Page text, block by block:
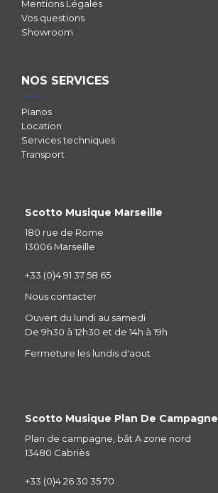
Mentions Légales
Vos questions
Showroom
NOS SERVICES
Pianos
Location
Services techniques
Transport
Scotto Musique Marseille
180 rue de Rome
13006 Marseille
+33 (0)4 91 37 58 65
Nous contacter
Ouvert du lundi au samedi
De 9h30 à 12h30 et de 14h à 19h
Fermeture les lundis d'aout
Scotto Musique Plan De Campagne
Plan de campagne, bât A zone nord
13480 Cabriès
+33 (0)4 26 30 35 70